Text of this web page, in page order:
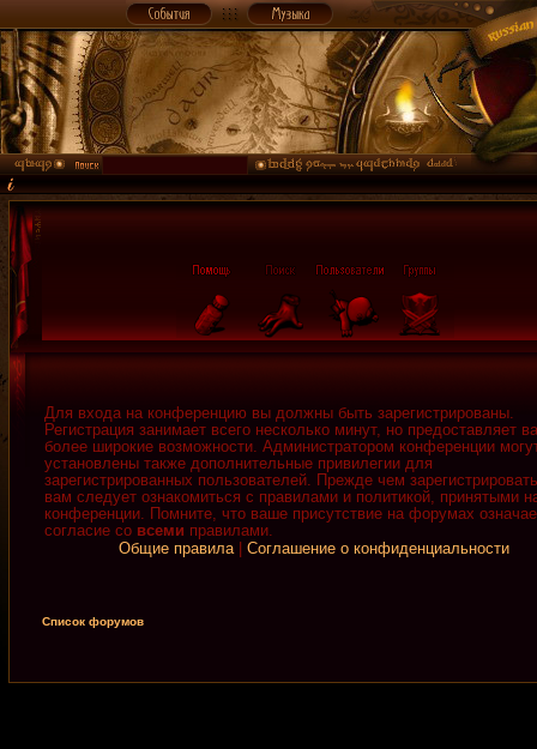
Для входа на конференцию вы должны быть зарегистрированы.
Регистрация занимает всего несколько минут, но предоставляет
более широкие возможности. Администратором конференции
установлены также дополнительные привилегии для
зарегистрированных пользователей. Прежде чем
вам следует ознакомиться с правилами и политикой, принятыми
конференции. Помните, что ваше присутствие на форумах
согласие со всеми правилами.
Общие правила| Соглашение о конфиденциальности
Список форумов